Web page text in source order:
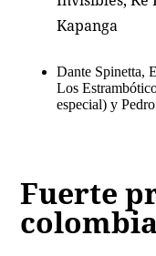
Kapanga
Dante Spinetta,
Los
especial) y
Fuerte